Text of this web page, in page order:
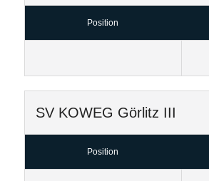
Position
SV KOWEG Görlitz III
Position